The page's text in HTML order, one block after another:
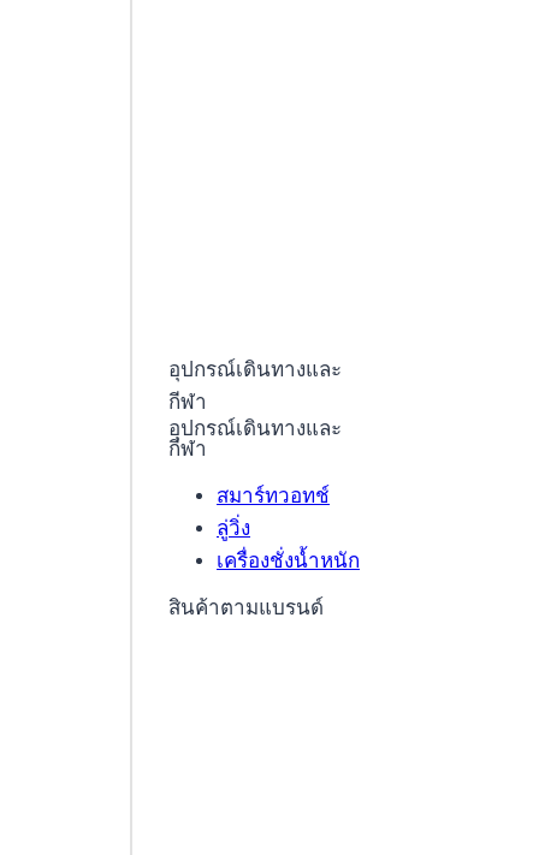
อุปกรณ์เดินทางและ
กีฬา
อุปกรณ์เดินทางและ
กีฬา
สมาร์ทวอทช์
ลู่วิ่ง
เครื่องชั่งน้ำหนัก
สินค้าตามแบรนด์